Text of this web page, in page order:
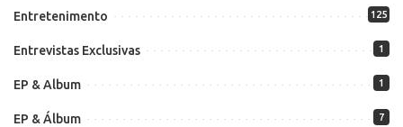
Entretenimento 125
Entrevistas Exclusivas 1
EP & Album 1
EP & Álbum 7